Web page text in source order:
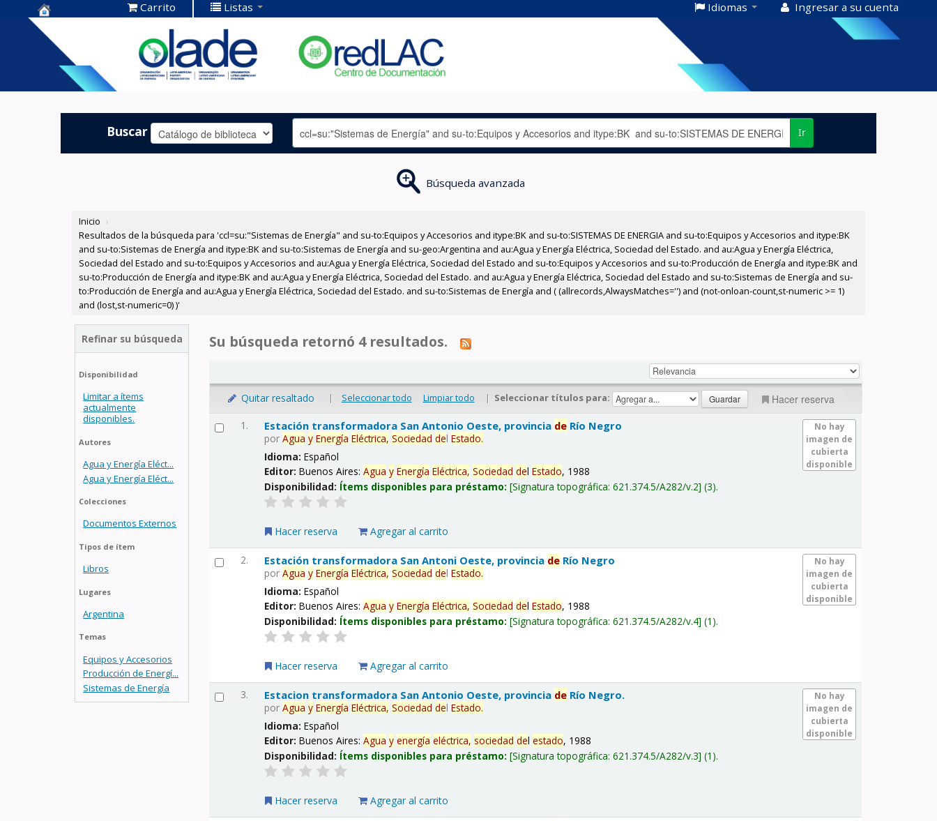
Centro de
Documentación
OLADE -
Carrito Listas Idiomas Ingresar a su cuenta
Buscar Ir
Búsqueda avanzada
Inicio ›
Resultados de la búsqueda para 'ccl=su:"Sistemas de Energía" and su-to:Equipos y Accesorios and itype:BK and su-to:SISTEMAS DE ENERGIA and su-to:Equipos y Accesorios and itype:BK
and su-to:Sistemas de Energía and itype:BK and su-to:Sistemas de Energía and su-geo:Argentina and au:Agua y Energía Eléctrica, Sociedad del Estado. and au:Agua y Energía Eléctrica,
Sociedad del Estado and su-to:Equipos y Accesorios and au:Agua y Energía Eléctrica, Sociedad del Estado and su-to:Equipos y Accesorios and su-to:Producción de Energía and itype:BK and
su-to:Producción de Energía and itype:BK and au:Agua y Energía Eléctrica, Sociedad del Estado. and au:Agua y Energía Eléctrica, Sociedad del Estado and su-to:Sistemas de Energía and su-
to:Producción de Energía and au:Agua y Energía Eléctrica, Sociedad del Estado. and su-to:Sistemas de Energía and ( (allrecords,AlwaysMatches='') and (not-onloan-count,st-numeric >= 1)
and (lost,st-numeric=0) )'
Refinar su búsqueda
Disponibilidad
Limitar a ítems
actualmente
disponibles.
Autores
Agua y Energía Eléct...
Agua y Energía Eléct...
Colecciones
Documentos Externos
Tipos de ítem
Libros
Lugares
Argentina
Temas
Equipos y Accesorios
Producción de Energí...
Sistemas de Energía
Su búsqueda retornó 4 resultados.
Quitar resaltado | Seleccionar todo Limpiar todo | Seleccionar títulos para: Hacer reserva
1.
No hay
imagen de
cubierta
disponible
Estación transformadora San Antonio Oeste, provincia de Río Negro
porAgua y Energía Eléctrica, Sociedad delEstado.
Idioma:Español
Editor:Buenos Aires:Agua y Energía Eléctrica, Sociedad delEstado, 1988
Disponibilidad: Ítems disponibles para préstamo: Signatura topográfica:621.374.5/A282/v.2 (3).
Hacer reserva Agregar al carrito
2.
No hay
imagen de
cubierta
disponible
Estación transformadora San Antoni Oeste, provincia de Río Negro
porAgua y Energía Eléctrica, Sociedad delEstado.
Idioma:Español
Editor:Buenos Aires:Agua y Energía Eléctrica, Sociedad delEstado, 1988
Disponibilidad: Ítems disponibles para préstamo: Signatura topográfica:621.374.5/A282/v.4 (1).
Hacer reserva Agregar al carrito
3.
No hay
imagen de
cubierta
disponible
Estacion transformadora San Antonio Oeste, provincia de Río Negro.
porAgua y Energía Eléctrica, Sociedad delEstado.
Idioma:Español
Editor:Buenos Aires:Agua y energía eléctrica, sociedad delestado, 1988
Disponibilidad: Ítems disponibles para préstamo: Signatura topográfica:621.374.5/A282/v.3 (1).
Hacer reserva Agregar al carrito